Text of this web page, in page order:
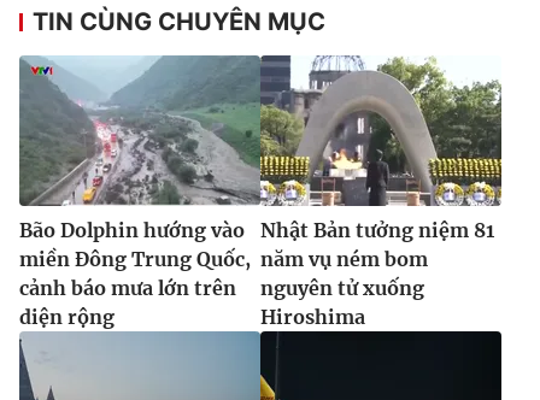
TIN CÙNG CHUYÊN MỤC
Bão Dolphin hướng vào
miền Đông Trung Quốc,
cảnh báo mưa lớn trên
diện rộng
Nhật Bản tưởng niệm 81
năm vụ ném bom
nguyên tử xuống
Hiroshima